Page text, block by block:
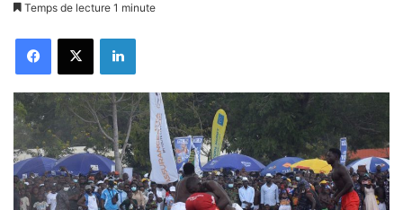
Temps de lecture 1 minute
FacebookX Linkedin